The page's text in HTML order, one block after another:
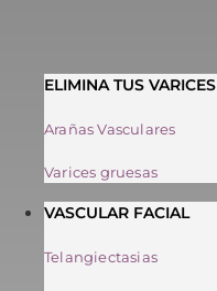
ELIMINA TUS VARICES
Arañas Vasculares
Varices gruesas
VASCULAR FACIAL
Telangiectasias